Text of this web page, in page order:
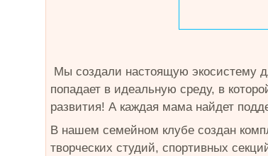
Мы создали настоящую экосистему
попадает в идеальную среду, в
развития! А каждая мама найдет
В нашем семейном клубе создан
творческих студий, спортивных